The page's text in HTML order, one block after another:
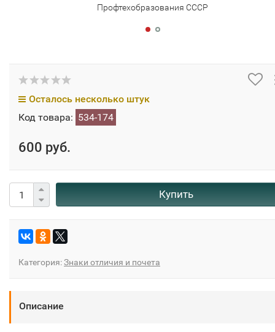
Профтехобразования СССР
Осталось несколько штук
Код товара: 534-174
600 руб.
Купить
Категория:Знаки отличия и почета
Описание